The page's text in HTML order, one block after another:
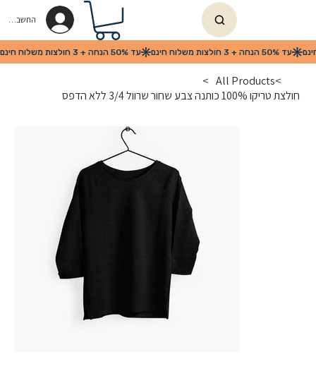
החשבון שלי
>
All Products
>
חולצת טריקו 100% כותנה צבע שחור שרוול 3/4 ללא הדפס